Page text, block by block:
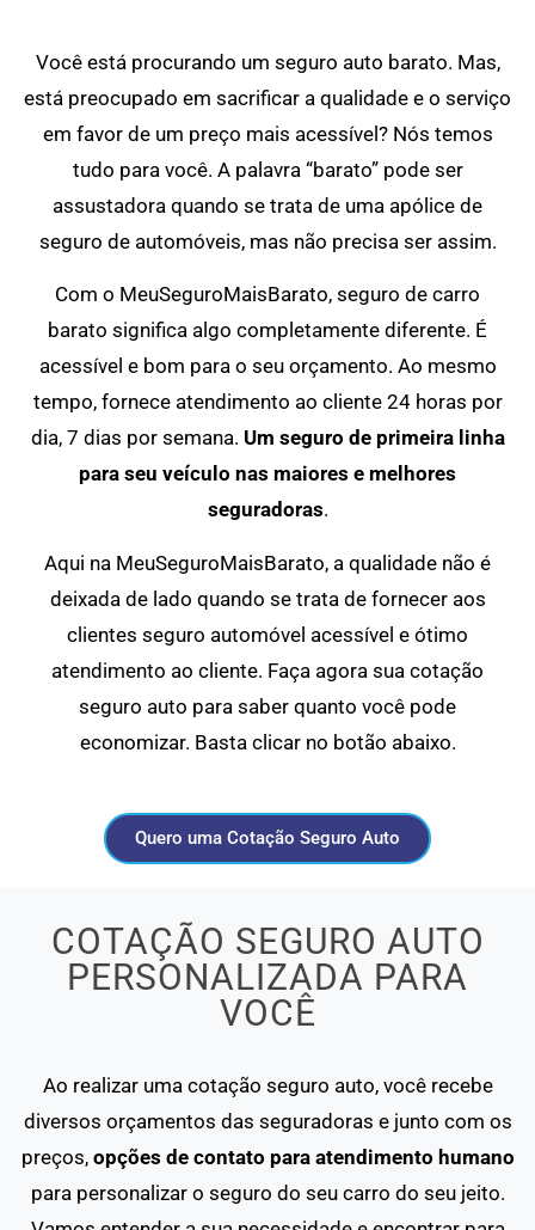
Você está procurando um seguro auto barato. Mas,
está preocupado em sacrificar a qualidade e o serviço
em favor de um preço mais acessível? Nós temos
tudo para você. A palavra “barato” pode ser
assustadora quando se trata de uma apólice de
seguro de automóveis, mas não precisa ser assim.
Com o MeuSeguroMaisBarato, seguro de carro
barato significa algo completamente diferente. É
acessível e bom para o seu orçamento. Ao mesmo
tempo, fornece atendimento ao cliente 24 horas por
dia, 7 dias por semana. Um seguro de primeira linha
para seu veículo nas maiores e melhores
seguradoras.
Aqui na MeuSeguroMaisBarato, a qualidade não é
deixada de lado quando se trata de fornecer aos
clientes seguro automóvel acessível e ótimo
atendimento ao cliente. Faça agora sua cotação
seguro auto para saber quanto você pode
economizar. Basta clicar no botão abaixo.
Quero uma Cotação Seguro Auto
COTAÇÃO SEGURO AUTO
PERSONALIZADA PARA
VOCÊ
Ao realizar uma cotação seguro auto, você recebe
diversos orçamentos das seguradoras e junto com os
preços, opções de contato para atendimento humano
para personalizar o seguro do seu carro do seu jeito.